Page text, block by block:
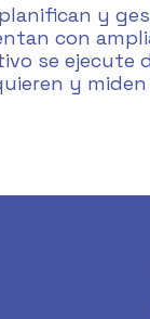
y
con
se ejecute
y